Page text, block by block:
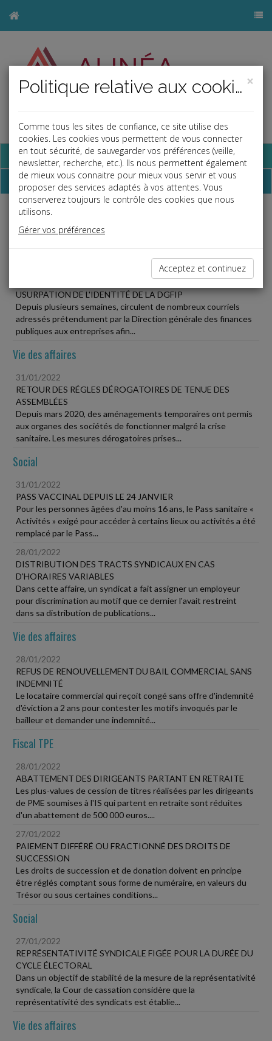
Base documentaire
Dépêches
Liste des dernières dépêches
USURPATION DE L'IDENTITÉ DE LA DGFIP
Depuis plusieurs semaines, circulent de nombreux courriels
adressés prétendument par la Direction générale des finances
publiques aux entreprises afin...
Vie des affaires
31/01/2022
RETOUR DES RÉGLES DÉROGATOIRES DE TENUE DES
ASSEMBLÉES
Depuis mars 2020, des aménagements temporaires ont permis
aux organes des sociétés de fonctionner malgré la crise
sanitaire. Les mesures dérogatoires prises...
Social
31/01/2022
PASS VACCINAL DEPUIS LE 24 JANVIER
Pour les personnes âgées d'au moins 16 ans, le Pass sanitaire «
Activités » exigé pour accéder à certains lieux ou activités a été
remplacé par le Pass...
28/01/2022
DISTRIBUTION DES TRACTS SYNDICAUX EN CAS
D'HORAIRES VARIABLES
Dans cette affaire, un syndicat a fait assigner un employeur
pour discrimination au motif que ce dernier l'avait restreint
dans sa distribution de publications...
Vie des affaires
28/01/2022
REFUS DE RENOUVELLEMENT DU BAIL COMMERCIAL SANS
INDEMNITÉ
Le locataire commercial qui reçoit congé sans offre d'indemnité
d'éviction a 2 ans pour contester les motifs invoqués par le
bailleur et demander une indemnité...
Fiscal TPE
28/01/2022
ABATTEMENT DES DIRIGEANTS PARTANT EN RETRAITE
Les plus-values de cession de titres réalisées par les dirigeants
de PME soumises à l'IS qui partent en retraite sont réduites
d'un abattement de 500 000 euros....
27/01/2022
PAIEMENT DIFFÉRÉ OU FRACTIONNÉ DES DROITS DE
SUCCESSION
Les droits de succession et de donation doivent en principe
être réglés comptant sous forme de numéraire, en valeurs du
Trésor ou sous certaines conditions...
Social
27/01/2022
REPRÉSENTATIVITÉ SYNDICALE FIGÉE POUR LA DURÉE DU
CYCLE ÉLECTORAL
Dans un objectif de stabilité de la mesure de la représentativité
syndicale, la Cour de cassation considère que la
représentativité des syndicats est établie...
Vie des affaires
×
Politique relative aux cookies
Comme tous les sites de confiance, ce site utilise des
cookies. Les cookies vous permettent de vous connecter
en tout sécurité, de sauvegarder vos préférences (veille,
newsletter, recherche, etc.). Ils nous permettent également
de mieux vous connaitre pour mieux vous servir et vous
proposer des services adaptés à vos attentes. Vous
conserverez toujours le contrôle des cookies que nous
utilisons.
Gérer vos préférences
Acceptez et continuez